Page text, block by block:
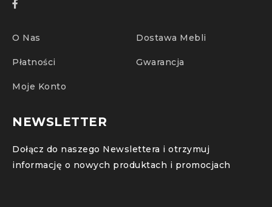
O Nas Dostawa Mebli
Płatności Gwarancja
Moje Konto
NEWSLETTER
Dołącz do naszego Newslettera i otrzymuj
informację o nowych produktach i promocjach